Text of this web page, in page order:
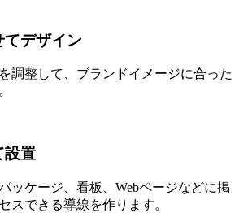
てデザイン
調整して、ブランドイメージに合った
設置
ッケージ、看板、Webページなどに掲
スできる導線を作ります。